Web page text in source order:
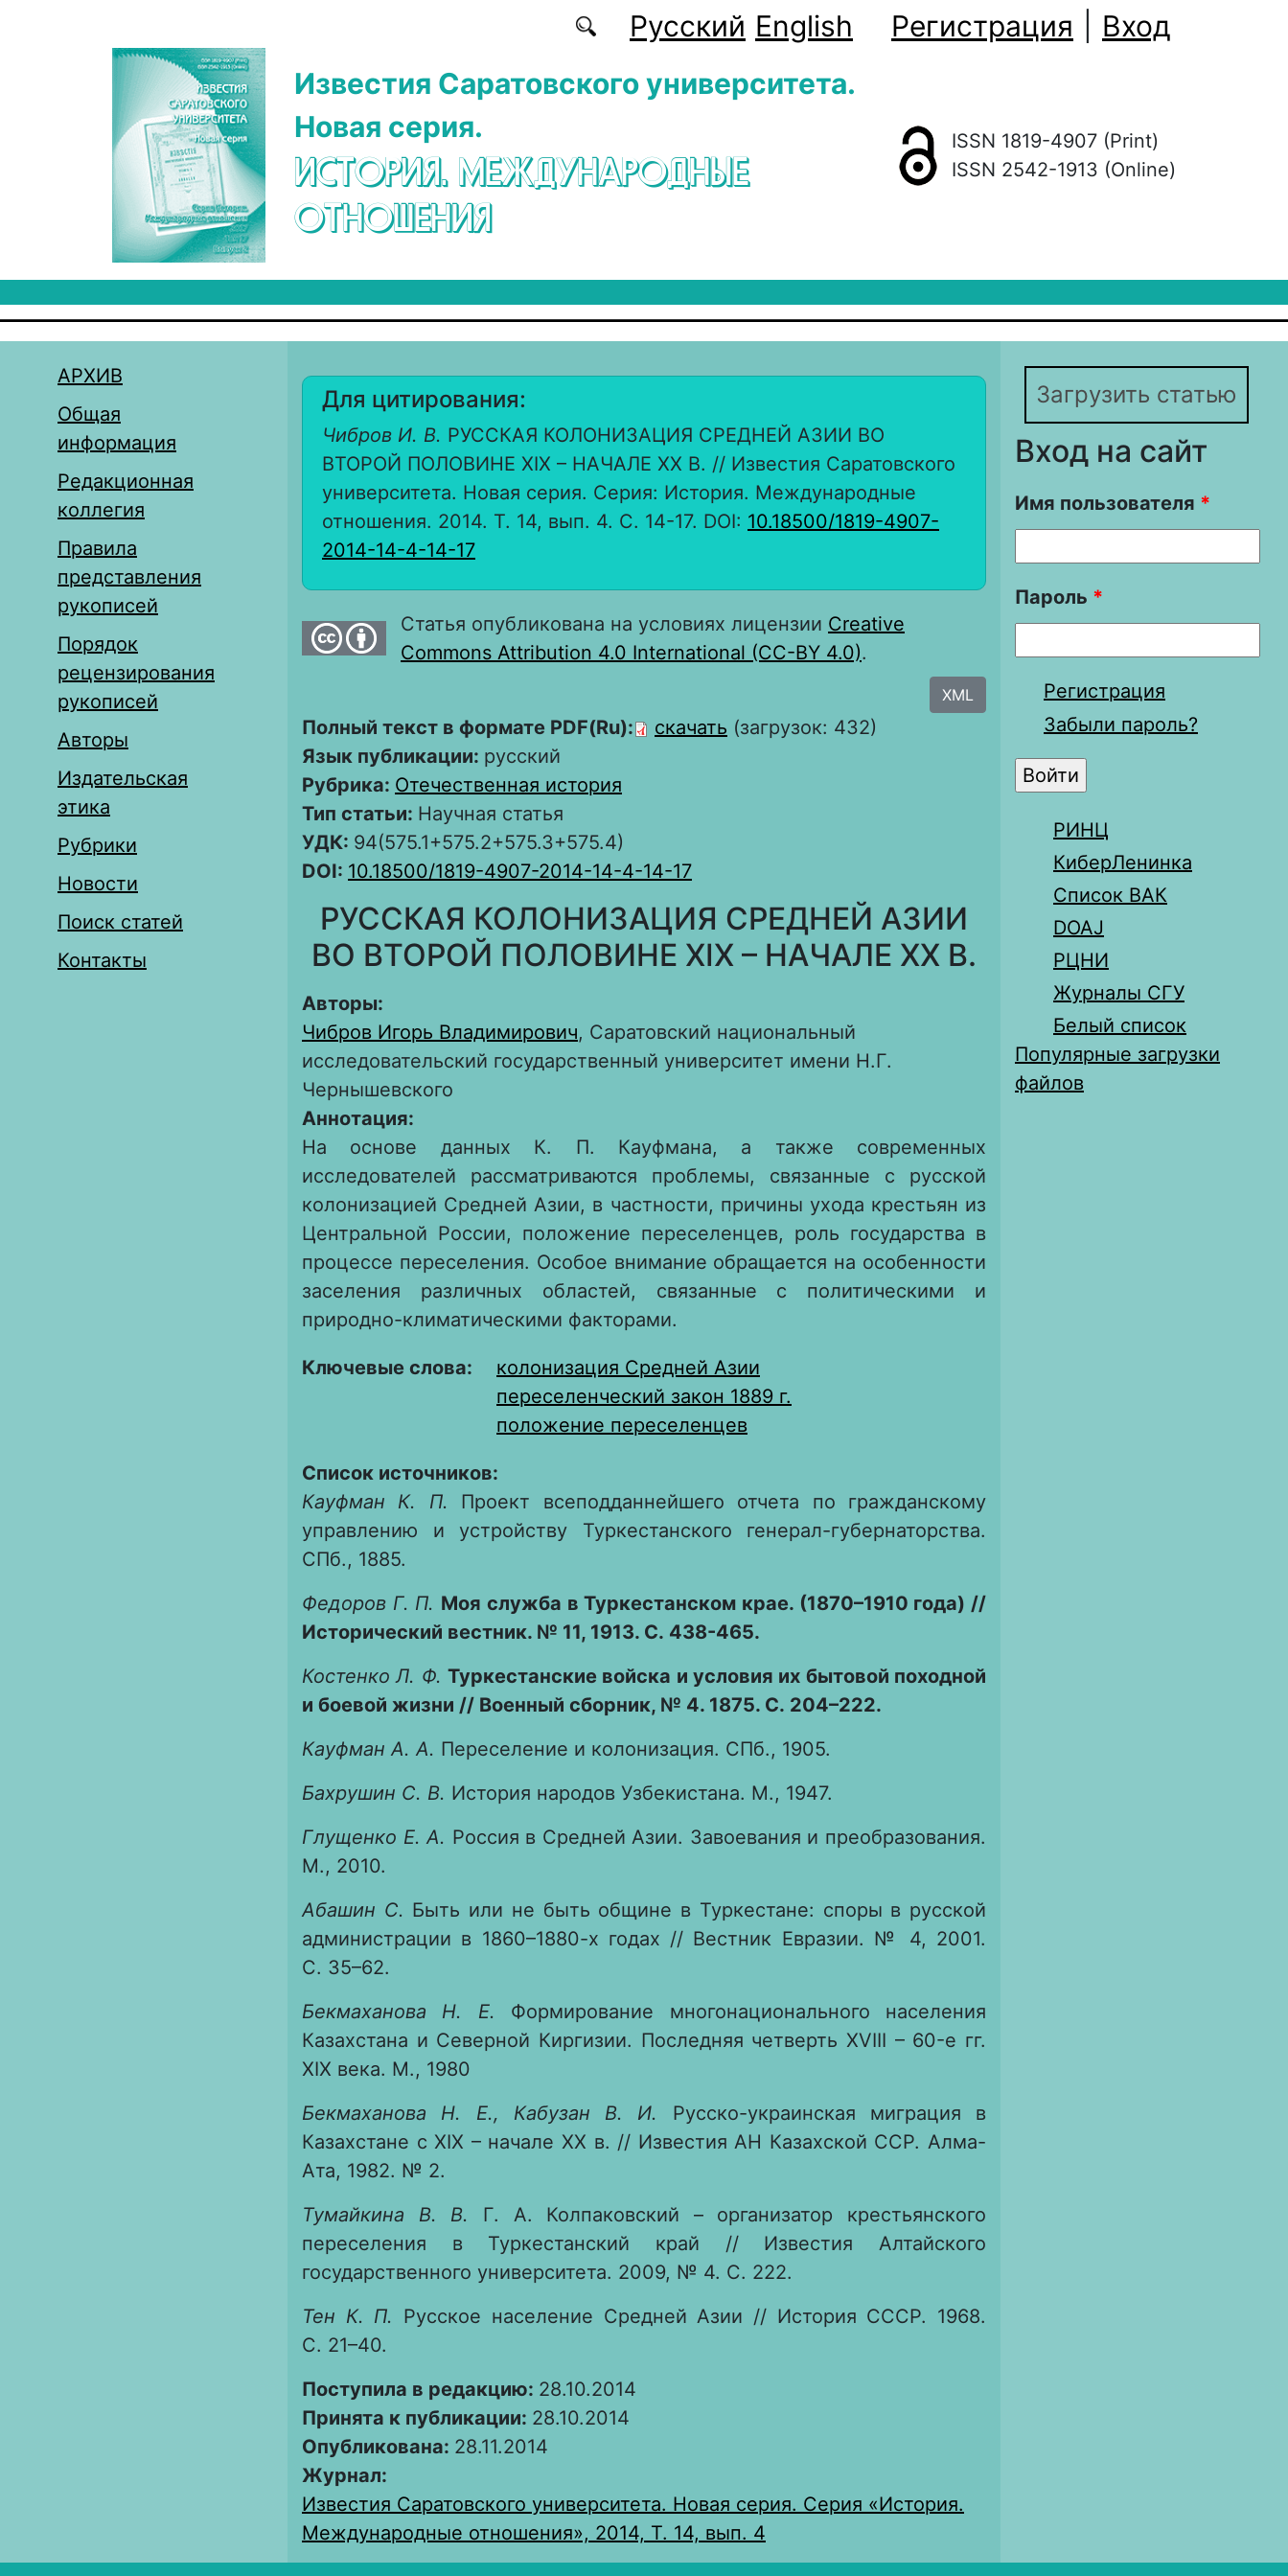
Русский English Регистрация
Вход
Известия Саратовского университета.
Новая серия.
ИСТОРИЯ. МЕЖДУНАРОДНЫЕ
ОТНОШЕНИЯ
ISSN 1819-4907 (Print)
ISSN 2542-1913 (Online)
АРХИВ
Общая
информация
Редакционная
коллегия
Правила
представления
рукописей
Порядок
рецензирования
рукописей
Авторы
Издательская
этика
Рубрики
Новости
Поиск статей
Контакты
Для цитирования:
Чибров И. В. РУССКАЯ КОЛОНИЗАЦИЯ СРЕДНЕЙ АЗИИ ВО
ВТОРОЙ ПОЛОВИНЕ XIX – НАЧАЛЕ XX В. // Известия Саратовского
университета. Новая серия. Серия: История. Международные
отношения. 2014. Т. 14, вып. 4. С. 14-17. DOI: 10.18500/1819-4907-
2014-14-4-14-17
Статья опубликована на условиях лицензии Creative
Commons Attribution 4.0 International (CC-BY 4.0).
XML
Полный текст в формате PDF(Ru): скачать (загрузок: 432)
Язык публикации: русский
Рубрика: Отечественная история
Тип статьи: Научная статья
УДК: 94(575.1+575.2+575.3+575.4)
DOI: 10.18500/1819-4907-2014-14-4-14-17
РУССКАЯ КОЛОНИЗАЦИЯ СРЕДНЕЙ АЗИИ
ВО ВТОРОЙ ПОЛОВИНЕ XIX – НАЧАЛЕ XX В.
Авторы:
Чибров Игорь Владимирович, Саратовский национальный
исследовательский государственный университет имени Н.Г.
Чернышевского
Аннотация:
На основе данных К. П. Кауфмана, а также современных
исследователей рассматриваются проблемы, связанные с русской
колонизацией Средней Азии, в частности, причины ухода крестьян из
Центральной России, положение переселенцев, роль государства в
процессе переселения. Особое внимание обращается на особенности
заселения различных областей, связанные с политическими и
природно-климатическими факторами.
Ключевые слова:
колонизация Средней Азии
переселенческий закон 1889 г.
положение переселенцев
Список источников:
Кауфман К. П. Проект всеподданнейшего отчета по гражданскому
управлению и устройству Туркестанского генерал-губернаторства.
СПб., 1885.
Федоров Г. П. Моя служба в Туркестанском крае. (1870–1910 года) //
Исторический вестник. № 11, 1913. С. 438-465.
Костенко Л. Ф. Туркестанские войска и условия их бытовой походной
и боевой жизни // Военный сборник, № 4. 1875. С. 204–222.
Кауфман А. А. Переселение и колонизация. СПб., 1905.
Бахрушин С. В. История народов Узбекистана. М., 1947.
Глущенко Е. А. Россия в Средней Азии. Завоевания и преобразования.
М., 2010.
Абашин С. Быть или не быть общине в Туркестане: споры в русской
администрации в 1860–1880-х годах // Вестник Евразии. № 4, 2001.
С. 35–62.
Бекмаханова Н. Е. Формирование многонационального населения
Казахстана и Северной Киргизии. Последняя четверть XVIII – 60-е гг.
XIX века. М., 1980
Бекмаханова Н. Е., Кабузан В. И. Русско-украинская миграция в
Казахстане с XIX – начале XX в. // Известия АН Казахской ССР. Алма-
Ата, 1982. № 2.
Тумайкина В. В. Г. А. Колпаковский – организатор крестьянского
переселения в Туркестанский край // Известия Алтайского
государственного университета. 2009, № 4. С. 222.
Тен К. П. Русское население Средней Азии // История СССР. 1968.
С. 21–40.
Поступила в редакцию: 28.10.2014
Принята к публикации: 28.10.2014
Опубликована: 28.11.2014
Журнал:
Известия Саратовского университета. Новая серия. Серия «История.
Международные отношения», 2014, Т. 14, вып. 4
Загрузить статью
Вход на сайт
Имя пользователя *
Пароль *
Регистрация
Забыли пароль?
РИНЦ
КиберЛенинка
Список ВАК
DOAJ
РЦНИ
Журналы СГУ
Белый список
Популярные загрузки
файлов